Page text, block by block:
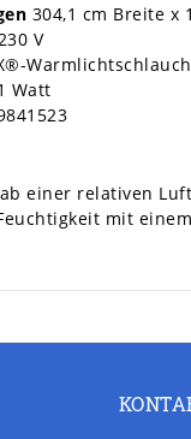
304,1 cm Breite x
230 V
Warmlichtschlauch
Watt
einer relativen
mit